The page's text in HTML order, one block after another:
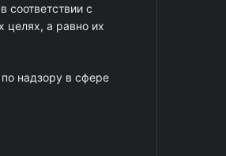
соответствии с
целях, а равно их
надзору в сфере